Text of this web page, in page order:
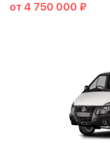
от 4 750 000 ₽